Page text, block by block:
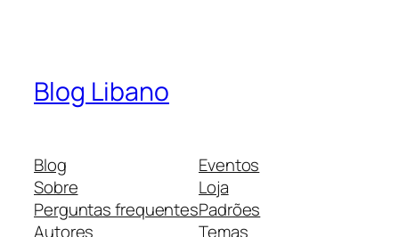
Blog Libano
Blog
Sobre
Perguntas frequentes
Autores
Eventos
Loja
Padrões
Temas